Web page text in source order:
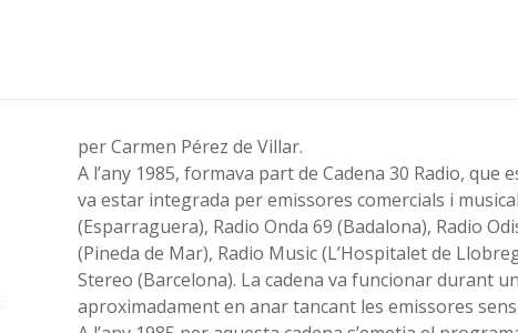
per Carmen Pérez de Villar.
A l’any 1985, formava part de Cadena 30 Radio, que
va estar integrada per emissores comercials i
(Esparraguera), Radio Onda 69 (Badalona), Radio
(Pineda de Mar), Radio Music (L’Hospitalet de
Stereo (Barcelona). La cadena va funcionar durant
aproximadament en anar tancant les emissores